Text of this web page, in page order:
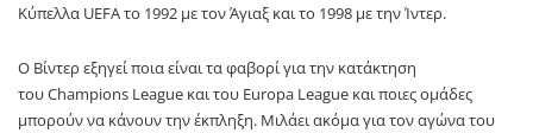
Κύπελλα UEFA το 1992 με τον Άγιαξ και το 1998 με την Ίντερ.
Ο Βίντερ εξηγεί ποια είναι τα φαβορί για την κατάκτηση
του Champions League και του Europa League και ποιες ομάδες
μπορούν να κάνουν την έκπληξη. Μιλάει ακόμα για τον αγώνα του